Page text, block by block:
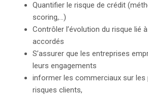
Quantifier le risque de crédit
scoring,…)
Contrôler l’évolution du risque lié
accordés
S’assurer que les entreprises
leurs engagements
informer les commerciaux sur les
risques clients,